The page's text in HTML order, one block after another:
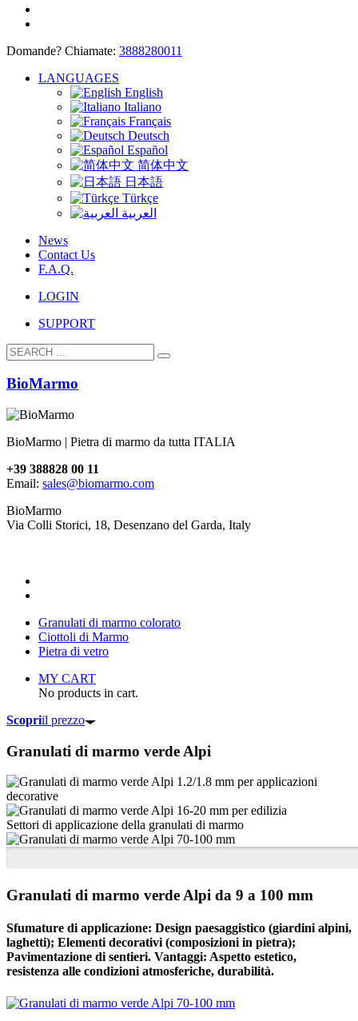
Domande? Chiamate: 3888280011
LANGUAGES
English
Italiano
Français
Deutsch
Español
简体中文
日本語
Türkçe
العربية
News
Contact Us
F.A.Q.
LOGIN
SUPPORT
BioMarmo
BioMarmo | Pietra di marmo da tutta ITALIA
+39 388828 00 11
Email: sales@biomarmo.com
BioMarmo
Via Colli Storici, 18, Desenzano del Garda, Italy
Granulati di marmo colorato
Ciottoli di Marmo
Pietra di vetro
MY CART
No products in cart.
Scopriil prezzo
Granulati di marmo verde Alpi
Settori di applicazione della granulati di marmo
Granulati di marmo verde Alpi da 9 a 100 mm
Sfumature di applicazione: Design paesaggistico (giardini alpini,
laghetti); Elementi decorativi (composizioni in pietra);
Pavimentazione di sentieri. Vantaggi: Aspetto estetico,
resistenza alle condizioni atmosferiche, durabilità.